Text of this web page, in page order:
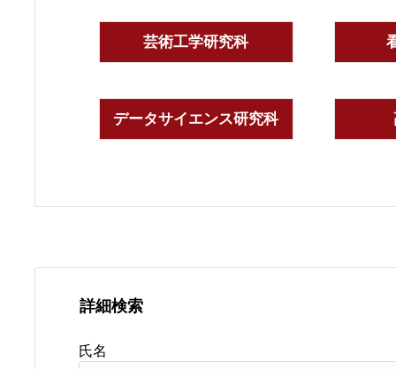
芸術工学研究科
データサイエンス研究科
詳細検索
氏名